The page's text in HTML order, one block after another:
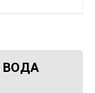
ВОДА